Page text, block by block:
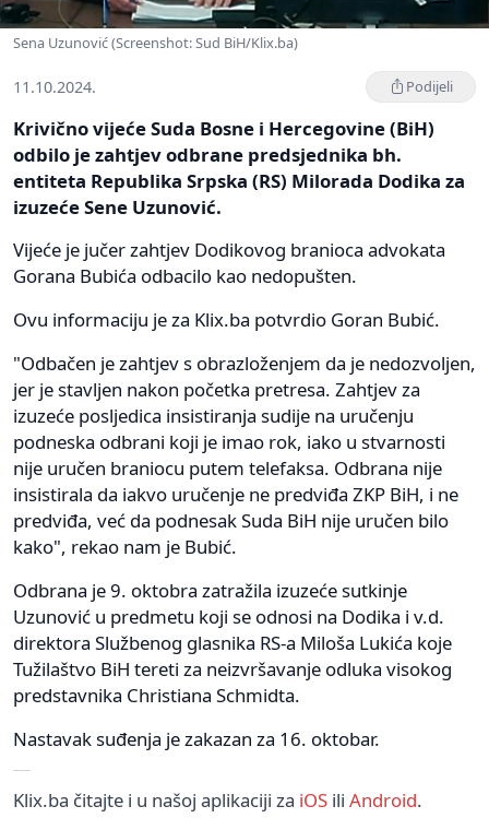
Sena Uzunović (Screenshot: Sud BiH/Klix.ba)
11.10.2024. Podijeli
Krivično vijeće Suda Bosne i Hercegovine (BiH)
odbilo je zahtjev odbrane predsjednika bh.
entiteta Republika Srpska (RS) Milorada Dodika za
izuzeće Sene Uzunović.
Vijeće je jučer zahtjev Dodikovog branioca advokata
Gorana Bubića odbacilo kao nedopušten.
Ovu informaciju je za Klix.ba potvrdio Goran Bubić.
"Odbačen je zahtjev s obrazloženjem da je nedozvoljen,
jer je stavljen nakon početka pretresa. Zahtjev za
izuzeće posljedica insistiranja sudije na uručenju
podneska odbrani koji je imao rok, iako u stvarnosti
nije uručen braniocu putem telefaksa. Odbrana nije
insistirala da iakvo uručenje ne predviđa ZKP BiH, i ne
predviđa, već da podnesak Suda BiH nije uručen bilo
kako", rekao nam je Bubić.
Odbrana je 9. oktobra zatražila izuzeće sutkinje
Uzunović u predmetu koji se odnosi na Dodika i v.d.
direktora Službenog glasnika RS-a Miloša Lukića koje
Tužilaštvo BiH tereti za neizvršavanje odluka visokog
predstavnika Christiana Schmidta.
Nastavak suđenja je zakazan za 16. oktobar.
Klix.ba čitajte i u našoj aplikaciji za iOS ili Android.